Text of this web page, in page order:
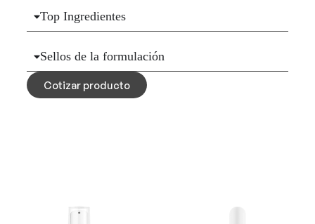
Top Ingredientes
Sellos de la formulación
Cotizar producto